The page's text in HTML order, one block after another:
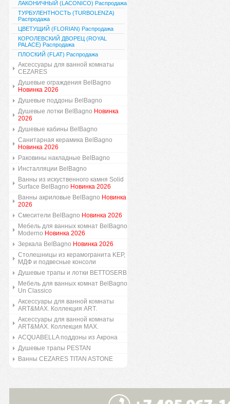
ЛАКОНИЧНЫЙ (LACONICO) Распродажа
ТУРБУЛЕНТНОСТЬ (TURBOLENZA)
Распродажа
ЦВЕТУЩИЙ (FLORIAN) Распродажа
КОРОЛЕВСКИЙ ДВОРЕЦ (ROYAL
PALACE) Распродажа
ПЛОСКИЙ (FLAT) Распродажа
Аксессуары для ванной комнаты
CEZARES
Душевые ограждения BelBagno
Новинка 2026
Душевые поддоны BelBagno
Душевые лотки BelBagno Новинка
2026
Душевые кабины BelBagno
Санитарная керамика BelBagno
Новинка 2026
Раковины накладные BelBagno
Инсталляции BelBagno
Ванны из искуственного камня Solid
Surface BelBagno Новинка 2026
Ванны акриловые BelBagno Новинка
2026
Смесители BelBagno Новинка 2026
Мебель для ванных комнат BelBagno
Moderno Новинка 2026
Зеркала BelBagno Новинка 2026
Столешницы из керамогранита KEP,
МДФ и подвесные консоли
Душевые трапы и лотки BETTOSERB
Мебель для ванных комнат BelBagno
Un Classico
Аксессуары для ванной комнаты
ART&MAX. Коллекция ART.
Аксессуары для ванной комнаты
ART&MAX. Коллекция MAX.
ACQUABELLA поддоны из Акрона
Душевые трапы PESTAN
Ванны CEZARES TITAN ASTONE